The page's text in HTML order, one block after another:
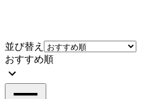
並び替え
おすすめ順